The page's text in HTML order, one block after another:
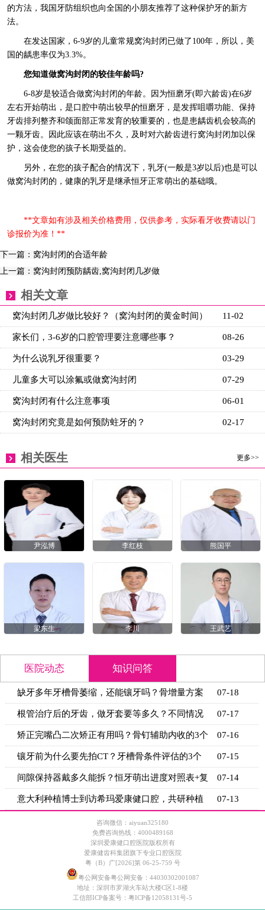
的方法，我国牙防组织也向全国的小朋友推荐了这种保护牙的新方
法。
在发达国家，6-9岁的儿童常规窝沟封闭已做了100年，所以，美
国的龋患率仅为3.3%。
您知道做窝沟封闭的较佳年龄吗?
6-8岁是较适合做窝沟封闭的年龄。因为恒磨牙(即六龄齿)在6岁
左右开始萌出，是口腔中萌出较早的恒磨牙，是发挥咀嚼功能、保持
牙齿排列整齐和颌面部正常发育的较重要的，也是患龋齿机会较高的
一颗牙齿。因此应该在萌出不久，及时对六龄齿进行窝沟封闭加以保
护，这会使您的孩子长期受益的。
另外，在您的孩子配合的情况下，乳牙(一般是3岁以后)也是可以
做窝沟封闭的，健康的乳牙是继承恒牙正常萌出的基础哦。
**文章如有涉及相关价格费用，仅供参考，实际看牙收费请以门
诊报价为准！**
下一篇：窝沟封闭的合适年龄
上一篇：窝沟封闭预防龋齿,窝沟封闭几岁做
相关文章
11-02
窝沟封闭几岁做比较好？（窝沟封闭的黄金时间）
08-26
家长们，3-6岁的口腔管理要注意哪些事？
03-29
为什么说乳牙很重要？
07-29
儿童多大可以涂氟或做窝沟封闭
06-01
窝沟封闭有什么注意事项
02-17
窝沟封闭究竟是如何预防蛀牙的？
更多>>
相关医生
尹泓博 李红枝 熊国平
梁东生 李川 王武艺
医院动态 知识问答
缺牙多年牙槽骨萎缩，还能镶牙吗？骨增量方案
+适用条
07-18
根管治疗后的牙齿，做牙套要等多久？不同情况
的等待时
07-17
矫正完嘴凸二次矫正有用吗？骨钉辅助内收的3个
关键条
07-16
镶牙前为什么要先拍CT？牙槽骨条件评估的3个
关键指标
07-15
间隙保持器戴多久能拆？恒牙萌出进度对照表+复
诊时间
07-14
意大利种植博士到访希玛爱康健口腔，共研种植 07-13
咨询微信：aiyuan325180
免费咨询热线：4000489168
深圳爱康健口腔医院版权所有
爱康健齿科集团旗下专业口腔医院
粤（B）广[2026]第 06-25-759 号
粤公网安备粤公网安备：44030302001087
地址：深圳市罗湖火车站大楼C区1-8楼
工信部ICP备案号： 粤ICP备12058131号-5